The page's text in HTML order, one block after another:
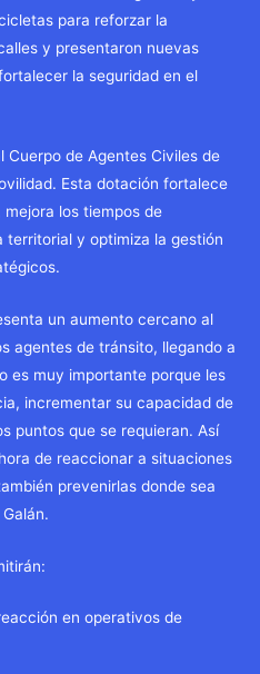
para reforzar la
y presentaron nuevas
la seguridad en el
Cuerpo de Agentes Civiles de
Esta dotación fortalece
los tiempos de
territorial y optimiza la gestión
un aumento cercano al
agentes de tránsito, llegando a
es muy importante porque les
incrementar su capacidad de
puntos que se requieran. Así
de reaccionar a situaciones
prevenirlas donde sea
en operativos de